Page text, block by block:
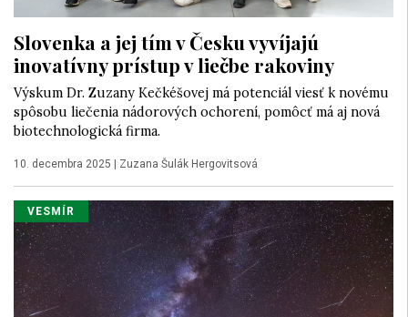
Slovenka a jej tím v Česku vyvíjajú
inovatívny prístup v liečbe rakoviny
Výskum Dr. Zuzany Kečkéšovej má potenciál viesť k novému
spôsobu liečenia nádorových ochorení, pomôcť má aj nová
biotechnologická firma.
10. decembra 2025 Zuzana Šulák Hergovitsová
VESMÍR